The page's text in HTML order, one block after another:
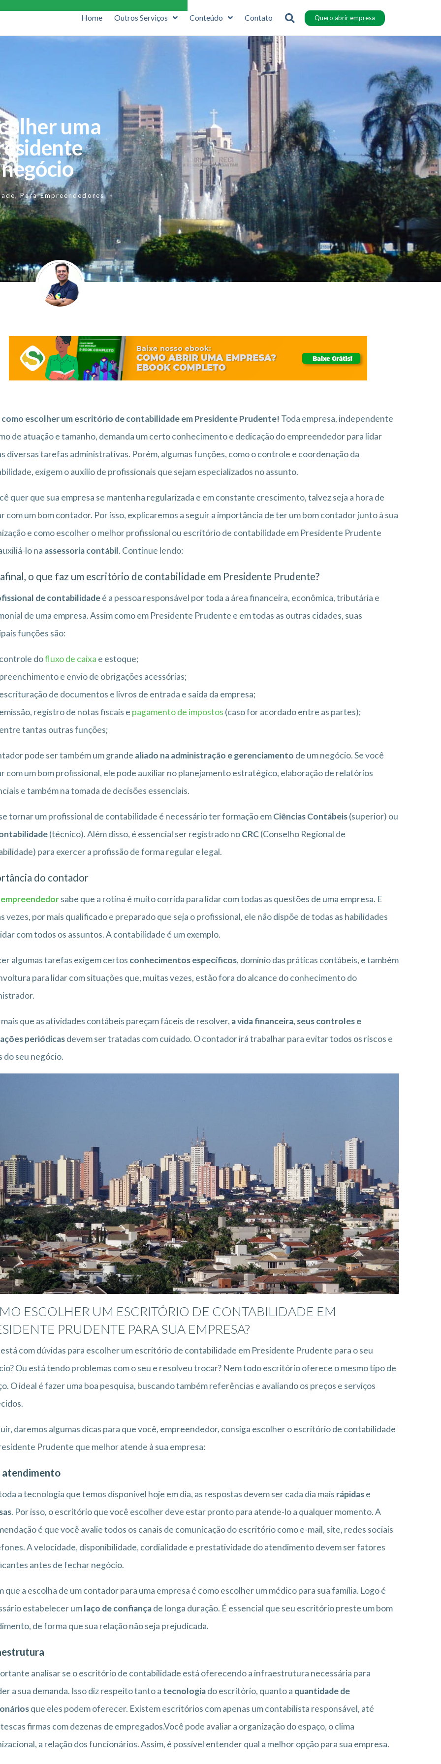
Home Outros Serviços Conteúdo Contato Quero abrir empresa
uma
,Para Empreendedores
como escolher um escritório de contabilidade em Presidente Prudente! Toda empresa, independente
de atuação e tamanho, demanda um certo conhecimento e dedicação do empreendedor para lidar
diversas tarefas administrativas. Porém, algumas funções, como o controle e coordenação da
exigem o auxílio de profissionais que sejam especializados no assunto.
quer que sua empresa se mantenha regularizada e em constante crescimento, talvez seja a hora de
com um bom contador. Por isso, explicaremos a seguir a importância de ter um bom contador junto à sua
e como escolher o melhor profissional ou escritório de contabilidade em Presidente Prudente
lo na assessoria contábil. Continue lendo:
o que faz um escritório de contabilidade em Presidente Prudente?
de contabilidadeé a pessoa responsável por toda a área financeira, econômica, tributária e
de uma empresa. Assim como em Presidente Prudente e em todas as outras cidades, suas
funções são:
dofluxo de caixa e estoque;
e envio de obrigações acessórias;
de documentos e livros de entrada e saída da empresa;
registro de notas fiscais e pagamento de impostos (caso for acordado entre as partes);
tantas outras funções;
pode ser também um grande aliado na administração e gerenciamento de um negócio. Se você
com um bom profissional, ele pode auxiliar no planejamento estratégico, elaboração de relatórios
e também na tomada de decisões essenciais.
tornar um profissional de contabilidade é necessário ter formação emCiências Contábeis(superior) ou
(técnico). Além disso, é essencial ser registrado noCRC(Conselho Regional de
para exercer a profissão de forma regular e legal.
do contador
empreendedorsabe que a rotina é muito corrida para lidar com todas as questões de uma empresa. E
vezes, por mais qualificado e preparado que seja o profissional, ele não dispõe de todas as habilidades
com todos os assuntos. A contabilidade é um exemplo.
algumas tarefas exigem certos conhecimentos específicos, domínio das práticas contábeis, e também
para lidar com situações que, muitas vezes, estão fora do alcance do conhecimento do
que as atividades contábeis pareçam fáceis de resolver, a vida financeira, seus controles e
periódicasdevem ser tratadas com cuidado. O contador irá trabalhar para evitar todos os riscos e
do seu negócio.
ESCOLHER UM ESCRITÓRIO DE CONTABILIDADE EM
PRUDENTE PARA SUA EMPRESA?
com dúvidas para escolher um escritório de contabilidade em Presidente Prudente para o seu
Ou está tendo problemas com o seu e resolveu trocar? Nem todo escritório oferece o mesmo tipo de
O ideal é fazer uma boa pesquisa, buscando também referências e avaliando os preços e serviços
daremos algumas dicas para que você, empreendedor, consiga escolher o escritório de contabilidade
Prudente que melhor atende à sua empresa:
atendimento
a tecnologia que temos disponível hoje em dia, as respostas devem ser cada dia mais rápidase
. Por isso, o escritório que você escolher deve estar pronto para atende-lo a qualquer momento. A
é que você avalie todos os canais de comunicação do escritório como e-mail, site, redes sociais
A velocidade, disponibilidade, cordialidade e prestatividade do atendimento devem ser fatores
antes de fechar negócio.
que a escolha de um contador para uma empresa é como escolher um médico para sua família. Logo é
estabelecer umlaço de confiançade longa duração. É essencial que seu escritório preste um bom
de forma que sua relação não seja prejudicada.
analisar se o escritório de contabilidade está oferecendo a infraestrutura necessária para
a sua demanda. Isso diz respeito tanto a tecnologiado escritório, quanto a quantidade de
que eles podem oferecer. Existem escritórios com apenas um contabilista responsável, até
firmas com dezenas de empregados.Você pode avaliar a organização do espaço, o clima
a relação dos funcionários. Assim, é possível entender qual a melhor opção para sua empresa.